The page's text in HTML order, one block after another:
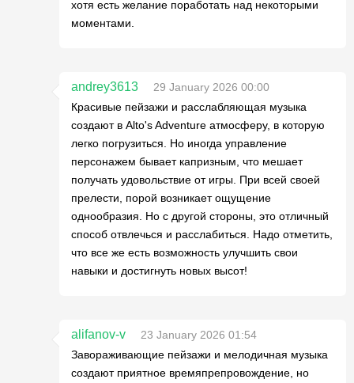
хотя есть желание поработать над некоторыми
моментами.
andrey3613
29 January 2026 00:00
Красивые пейзажи и расслабляющая музыка
создают в Alto's Adventure атмосферу, в которую
легко погрузиться. Но иногда управление
персонажем бывает капризным, что мешает
получать удовольствие от игры. При всей своей
прелести, порой возникает ощущение
однообразия. Но с другой стороны, это отличный
способ отвлечься и расслабиться. Надо отметить,
что все же есть возможность улучшить свои
навыки и достигнуть новых высот!
alifanov-v
23 January 2026 01:54
Завораживающие пейзажи и мелодичная музыка
создают приятное времяпрепровождение, но